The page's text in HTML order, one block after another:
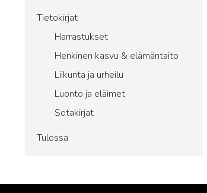
Tietokirjat
Harrastukset
Henkinen kasvu & elämäntaito
Liikunta ja urheilu
Luonto ja eläimet
Sotakirjat
Tulossa